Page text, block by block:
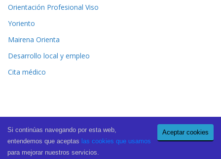
Orientación Profesional Viso
Yoriento
Mairena Orienta
Desarrollo local y empleo
Cita médico
Copyright © 2026 El Periódico de Mairena
. All rights reserved.
Theme:
ColorMag Pro by ThemeGrill. Powered by
Aceptar cookies
Si continúas navegando por esta web,
entendemos que aceptas las cookies que usamos
para mejorar nuestros servicios.